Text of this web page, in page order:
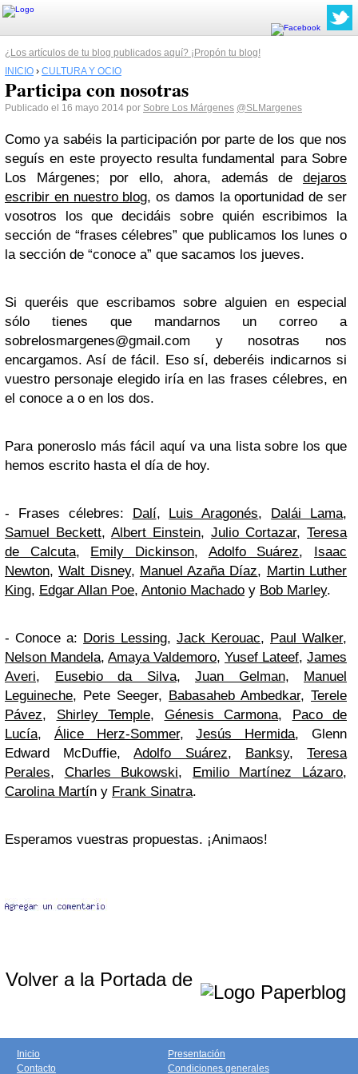
¿Los artículos de tu blog publicados aquí? ¡Propón tu blog!
INICIO › CULTURA Y OCIO
Participa con nosotras
Publicado el 16 mayo 2014 por Sobre Los Márgenes @SLMargenes
Como ya sabéis la participación por parte de los que nos
seguís en este proyecto resulta fundamental para Sobre
Los Márgenes; por ello, ahora, además de dejaros
escribir en nuestro blog, os damos la oportunidad de ser
vosotros los que decidáis sobre quién escribimos la
sección de “frases célebres” que publicamos los lunes o
la sección de “conoce a” que sacamos los jueves.
Si queréis que escribamos sobre alguien en especial
sólo tienes que mandarnos un correo a
sobrelosmargenes@gmail.com y nosotras nos
encargamos. Así de fácil. Eso sí, deberéis indicarnos si
vuestro personaje elegido iría en las frases célebres, en
el conoce a o en los dos.
Para poneroslo más fácil aquí va una lista sobre los que
hemos escrito hasta el día de hoy.
- Frases célebres: Dalí, Luis Aragonés, Dalái Lama,
Samuel Beckett, Albert Einstein, Julio Cortazar, Teresa
de Calcuta, Emily Dickinson, Adolfo Suárez, Isaac
Newton,Walt Disney, Manuel Azaña Díaz, Martin Luther
King, Edgar Allan Poe, Antonio Machado y Bob Marley.
- Conoce a: Doris Lessing, Jack Kerouac, Paul Walker,
Nelson Mandela, Amaya Valdemoro, Yusef Lateef, James
Averi, Eusebio da Silva, Juan Gelman, Manuel
Leguineche, Pete Seeger, Babasaheb Ambedkar, Terele
Pávez, Shirley Temple, Génesis Carmona, Paco de
Lucía, Álice Herz-Sommer,Jesús Hermida, Glenn
Edward McDuffie,Adolfo Suárez, Banksy,Teresa
Perales, Charles Bukowski, Emilio Martínez Lázaro,
Carolina Martín y Frank Sinatra.
Esperamos vuestras propuestas. ¡Animaos!
Volver a la Portada de
Inicio
Contacto
Presentación
Condiciones generales